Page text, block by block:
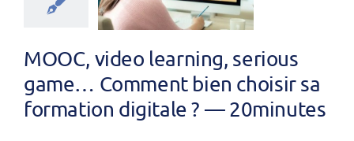
MOOC, video learning, serious
game… Comment bien choisir sa
formation digitale ? — 20minutes